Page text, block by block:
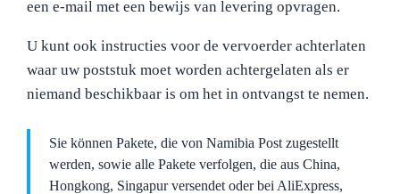
een e-mail met een bewijs van levering opvragen.
U kunt ook instructies voor de vervoerder achterlaten
waar uw poststuk moet worden achtergelaten als er
niemand beschikbaar is om het in ontvangst te nemen.
Sie können Pakete, die von Namibia Post zugestellt
werden, sowie alle Pakete verfolgen, die aus China,
Hongkong, Singapur versendet oder bei AliExpress,